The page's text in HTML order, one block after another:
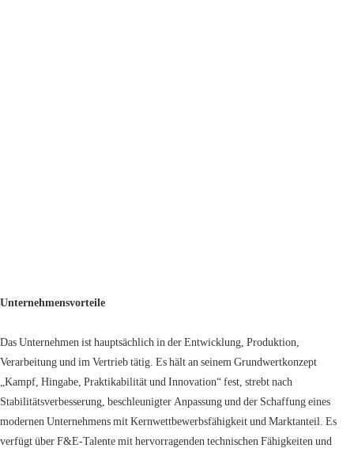
Unternehmensvorteile
Das Unternehmen ist hauptsächlich in der Entwicklung, Produktion,
Verarbeitung und im Vertrieb tätig. Es hält an seinem Grundwertkonzept
„Kampf, Hingabe, Praktikabilität und Innovation“ fest, strebt nach
Stabilitätsverbesserung, beschleunigter Anpassung und der Schaffung eines
modernen Unternehmens mit Kernwettbewerbsfähigkeit und Marktanteil. Es
verfügt über F&E-Talente mit hervorragenden technischen Fähigkeiten und